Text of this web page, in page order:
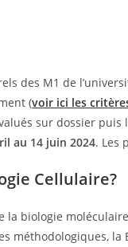
des M1 de
(voir ici les
sur dossier
au 14 juin 2024. Les
Cellulaire?
la biologie
méthodologiques,